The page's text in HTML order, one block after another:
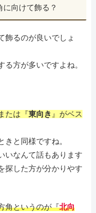
向けて飾る？
飾るのが良いでしょ
方が多いですよね。
たは『東向き 』がベス
きと同様ですね。
いなんて話もあります
探した方が分かりやす
角というのが『北向